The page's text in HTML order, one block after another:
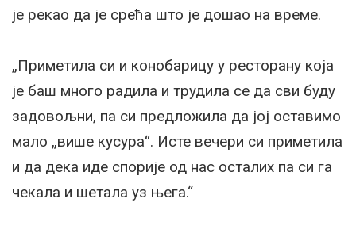
је рекао да је срећа што је дошао на време.
„Приметила си и конобарицу у ресторану која
је баш много радила и трудила се да сви буду
задовољни, па си предложила да јој оставимо
мало „више кусура“. Исте вечери си приметила
и да дека иде спорије од нас осталих па си га
чекала и шетала уз њега.“